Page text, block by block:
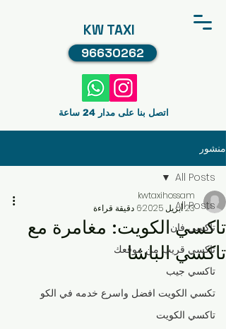
KW TAXI
96630262
اتصل بنا على مدار 24 ساعة
منشور
All Posts
تاكسي فان
تاكسي قريب من موقعك
تاكسي جيب
تكسي الكويت افضل واسرع خدمه في الكو
تاكسي الكويت
All Posts
تاكسي الكويت: مغامرة مع
تاكسي الباشا
kwtaxihossam
23 أبريل 2025
6 دقيقة قراءة